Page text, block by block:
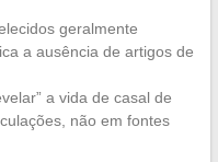
geralmente
a ausência de artigos de
a vida de casal de
não em fontes